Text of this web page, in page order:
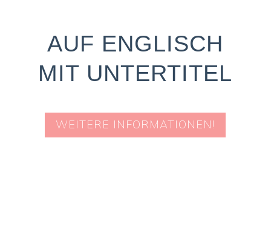
AUF ENGLISCH
MIT UNTERTITEL
WEITERE INFORMATIONEN!